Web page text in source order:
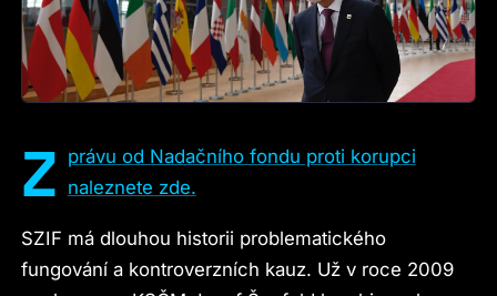
Z právu od Nadačního fondu proti korupci
naleznete zde.
SZIF má dlouhou historii problematického
fungování a kontroverzních kauz. Už v roce 2009